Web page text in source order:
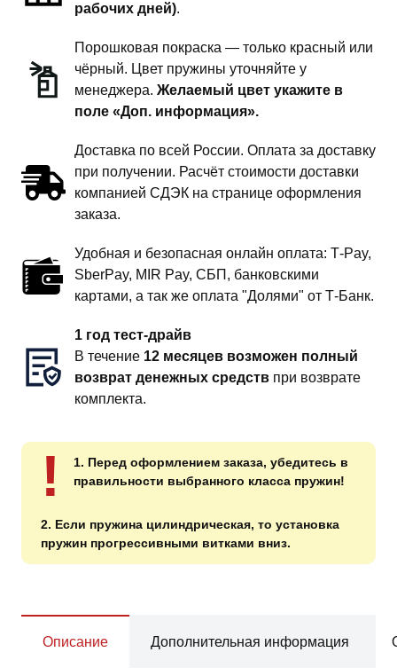
комфортрабочих дней).
Порошковая покраска — только красный или
чёрный. Цвет пружины уточняйте у
менеджера. Желаемый цвет укажите в
поле «Доп. информация».
Доставка по всей России. Оплата за доставку
при получении. Расчёт стоимости доставки
компанией СДЭК на странице оформления
заказа.
Удобная и безопасная онлайн оплата: T‑Pay,
SberPay, MIR Pay, СБП, банковскими
картами, а так же оплата "Долями" от Т-Банк.
1 год тест-драйв
В течение 12 месяцев возможен полный
возврат денежных средств при возврате
комплекта.
!
1. Перед оформлением заказа, убедитесь в
правильности выбранного класса пружин!
2. Если пружина цилиндрическая, то установка
пружин прогрессивными витками вниз.
Описание Дополнительная информация